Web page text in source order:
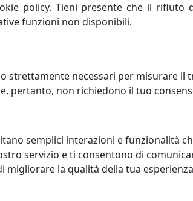
€
policy. Tieni presente che il rifiuto
funzioni non disponibili.
strettamente necessari per misurare il
pertanto, non richiedono il tuo
semplici interazioni e funzionalità
servizio e ti consentono di
la qualità della tua